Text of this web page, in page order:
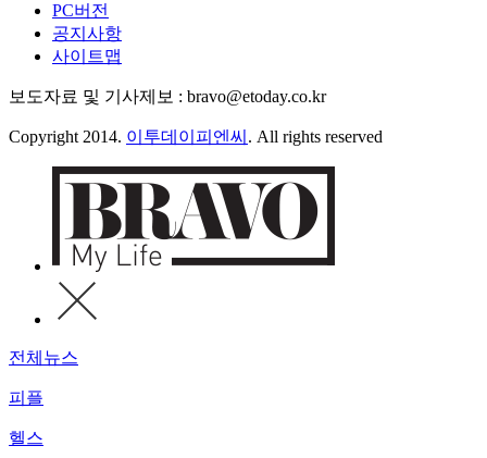
PC버전
공지사항
사이트맵
보도자료 및 기사제보 : bravo@etoday.co.kr
Copyright 2014. 이투데이피엔씨 . All rights reserved
전체뉴스
피플
헬스